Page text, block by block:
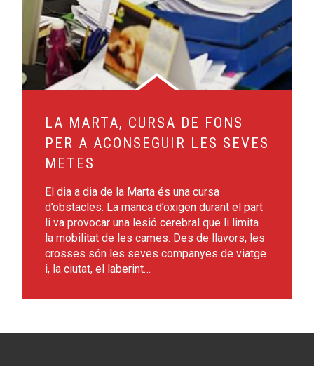
LA MARTA, CURSA DE FONS
PER A ACONSEGUIR LES SEVES
METES
El dia a dia de la Marta és una cursa
d’obstacles. La manca d’oxigen durant el part
li va provocar una lesió cerebral que li limita
la mobilitat de les cames. Des de llavors, les
crosses són les seves companyes de viatge
i, la ciutat, el laberint…